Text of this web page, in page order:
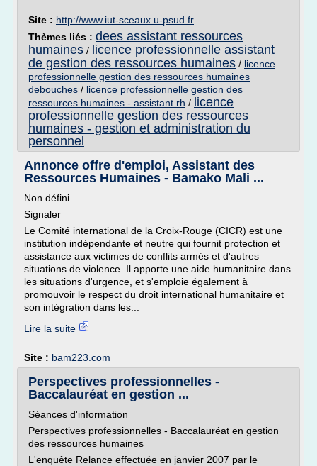
Site : http://www.iut-sceaux.u-psud.fr
Thèmes liés : dees assistant ressources
humaines / licence professionnelle assistant
de gestion des ressources humaines / licence
professionnelle gestion des ressources humaines
debouches / licence professionnelle gestion des
ressources humaines - assistant rh / licence
professionnelle gestion des ressources
humaines - gestion et administration du
personnel
Annonce offre d'emploi, Assistant des
Ressources Humaines - Bamako Mali ...
Non défini
Signaler
Le Comité international de la Croix-Rouge (CICR) est une
institution indépendante et neutre qui fournit protection et
assistance aux victimes de conflits armés et d'autres
situations de violence. Il apporte une aide humanitaire dans
les situations d'urgence, et s'emploie également à
promouvoir le respect du droit international humanitaire et
son intégration dans les...
Lire la suite
Site : bam223.com
Perspectives professionnelles -
Baccalauréat en gestion ...
Séances d'information
Perspectives professionnelles - Baccalauréat en gestion
des ressources humaines
L'enquête Relance effectuée en janvier 2007 par le